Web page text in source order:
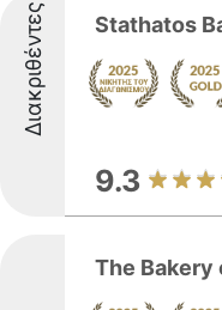
Διακριθέντες Stathatos
9.3
The Bakery